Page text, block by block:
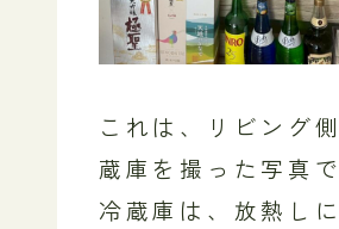
これは、リビング
蔵庫を撮った写真で
冷蔵庫は、放熱し